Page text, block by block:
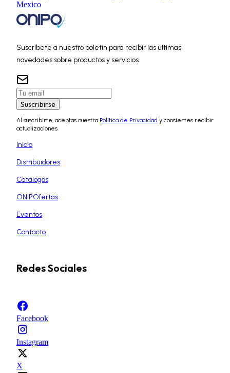
Mexico
Suscríbete a nuestro boletín para recibir las últimas
novedades sobre productos y servicios.
Suscribirse
Al suscribirte, aceptas nuestra Política de Privacidad y consientes recibir
actualizaciones.
Inicio
Distribuidores
Catálogos
ONIPOfertas
Eventos
Contacto
Redes Sociales
Facebook
Instagram
X